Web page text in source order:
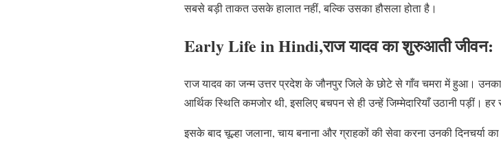
सबसे बड़ी ताकत उसके हालात नहीं, बल्कि उसका हौसला होता है।
Early Life in Hindi,राज यादव का शुरुआती जीवन:
राज यादव का जन्म उत्तर प्रदेश के जौनपुर जिले के छोटे से गाँव चमरा में हुआ। उनका
आर्थिक स्थिति कमजोर थी, इसलिए बचपन से ही उन्हें जिम्मेदारियाँ उठानी पड़ीं।
इसके बाद चूल्हा जलाना, चाय बनाना और ग्राहकों की सेवा करना उनकी दिनचर्या